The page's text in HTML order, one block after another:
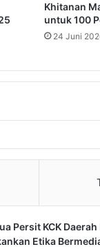
Khitanan
untuk 100
24 Juni
Persit KCK
Etika